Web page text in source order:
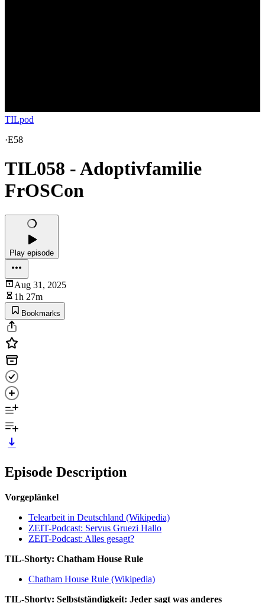
TILpod
·E58
TIL058 - Adoptivfamilie
FrOSCon
Play episode
Aug 31, 2025
1h 27m
Bookmarks
Episode Description
Vorgeplänkel
Telearbeit in Deutschland (Wikipedia)
ZEIT-Podcast: Servus Gruezi Hallo
ZEIT-Podcast: Alles gesagt?
TIL-Shorty: Chatham House Rule
Chatham House Rule (Wikipedia)
TIL-Shorty: Selbstständigkeit: Jeder sagt was anderes